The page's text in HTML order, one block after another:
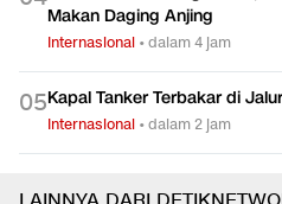
Makan Daging Anjing
Internasional •dalam 4 jam
05Kapal Tanker Terbakar di
Internasional •dalam 2 jam